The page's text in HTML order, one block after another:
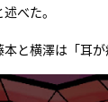
べた。
と横澤は「耳